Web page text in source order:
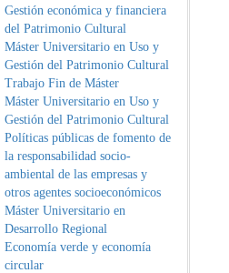
Gestión económica y financiera
del Patrimonio Cultural
Máster Universitario en Uso y
Gestión del Patrimonio Cultural
Trabajo Fin de Máster
Máster Universitario en Uso y
Gestión del Patrimonio Cultural
Políticas públicas de fomento de
la responsabilidad socio-
ambiental de las empresas y
otros agentes socioeconómicos
Máster Universitario en
Desarrollo Regional
Economía verde y economía
circular